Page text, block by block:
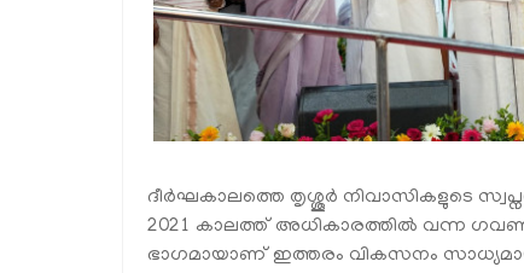
ദീര്‍ഘകാലത്തെ തൃശ്ശൂര്‍ നിവാസികളുടെ
2021 കാലത്ത് അധികാരത്തില്‍ വന്ന
ഭാഗമായാണ് ഇത്തരം വികസനം